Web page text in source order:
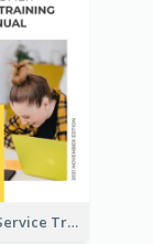
Customer Service Training Manual